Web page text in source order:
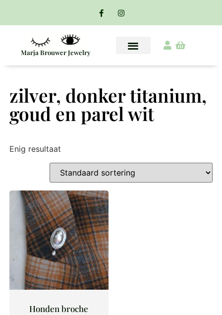
Marja Brouwer Jewelry
zilver, donker titanium,
goud en parel wit
Enig resultaat
Honden broche